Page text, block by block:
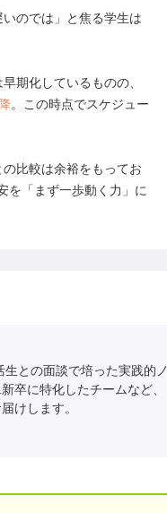
のでは」と焦る学生は
期化しているものの、
。この時点でスケジュー
比較は余裕をもってお
を「まず一歩動く力」に
との面談で培った実践的ノ
卒に特化したチームなど、
けします。